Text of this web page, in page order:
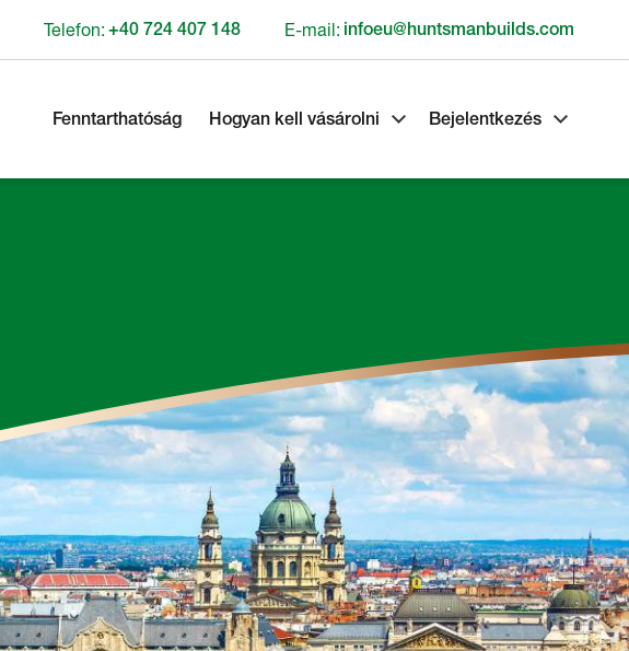
Fenntarthatóság Hogyan kell vásárolni Bejelentkezés
Telefon: +40 724 407 148 E-mail: infoeu@huntsmanbuilds.com